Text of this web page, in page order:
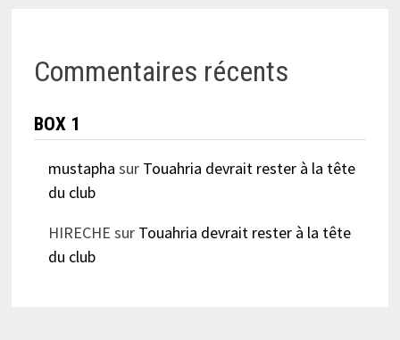
Commentaires récents
BOX 1
mustapha sur Touahria devrait rester à la tête
du club
HIRECHE sur Touahria devrait rester à la tête
du club